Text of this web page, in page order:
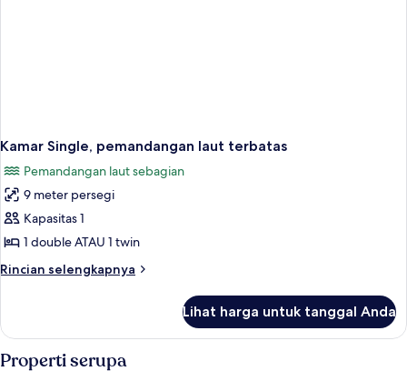
Kamar Single, pemandangan laut terbatas
Pemandangan laut sebagian
9 meter persegi
Kapasitas 1
1 double ATAU 1 twin
Rincian selengkapnya
Rincian
Kamar
Single,
pemandangan
Lihat harga untuk tanggal Anda
Properti serupa